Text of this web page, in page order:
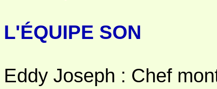
L'ÉQUIPE SON
Eddy Joseph : Chef